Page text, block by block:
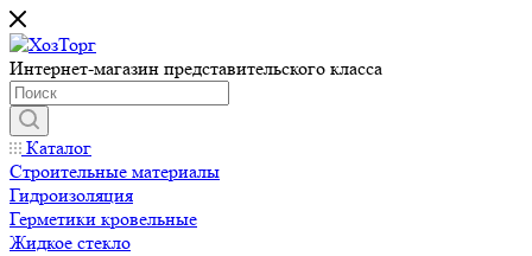
Интернет-магазин представительского класса
Каталог
Строительные материалы
Гидроизоляция
Герметики кровельные
Жидкое стекло